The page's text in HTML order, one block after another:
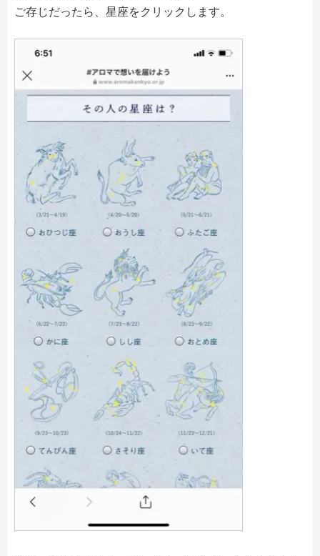
ご存じだったら、星座をクリックします。